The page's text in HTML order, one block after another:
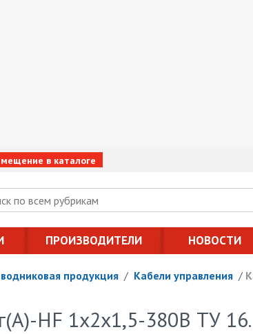
в каталоге
ПРОИЗВОДИТЕЛИ НОВОСТИ
продукция / Кабели управления /
HF 1х2х1,5-380В ТУ